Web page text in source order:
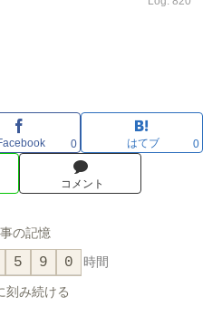
0 はてブ 0
コメント
の記憶
5 9 0 時間
刻み続ける